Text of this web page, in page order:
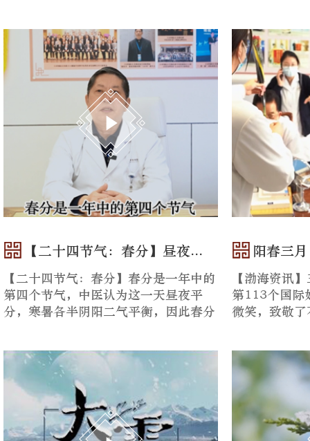
【二十四节气：春分】昼夜...
【二十四节气：春分】春分是一年中的
第四个节气，中医认为这一天昼夜平
分，寒暑各半阴阳二气平衡，因此春分
阳春三
【渤海资讯
第113个国际
微笑，致敬